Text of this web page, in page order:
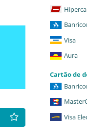
Visa
Aura
Cartão de
Visa